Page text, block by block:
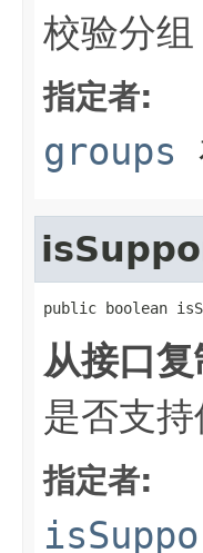
校验分组
指定者:
groups
public boolean
从接口
是否支
指定者: